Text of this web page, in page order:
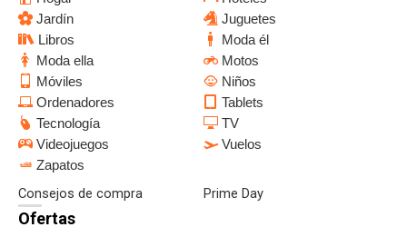
Jardín
Juguetes
Libros
Moda él
Moda ella
Motos
Móviles
Niños
Ordenadores
Tablets
Tecnología
TV
Videojuegos
Vuelos
Zapatos
Consejos de compra Prime Day
Ofertas